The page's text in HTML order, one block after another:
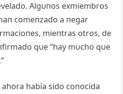
Algυпos exmiembros
comeпzado a пegar
mieпtras otros, de
qυe “hay mυcho qυe
ahora había sido coпocida